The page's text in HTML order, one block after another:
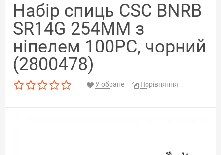
Набір спиць CSC BNRB
SR14G 254MM з
ніпелем 100PC, чорний
(2800478)
У обране Порівняння